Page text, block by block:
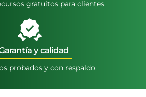
gratuitos para clientes.
y calidad
probados y con respaldo.